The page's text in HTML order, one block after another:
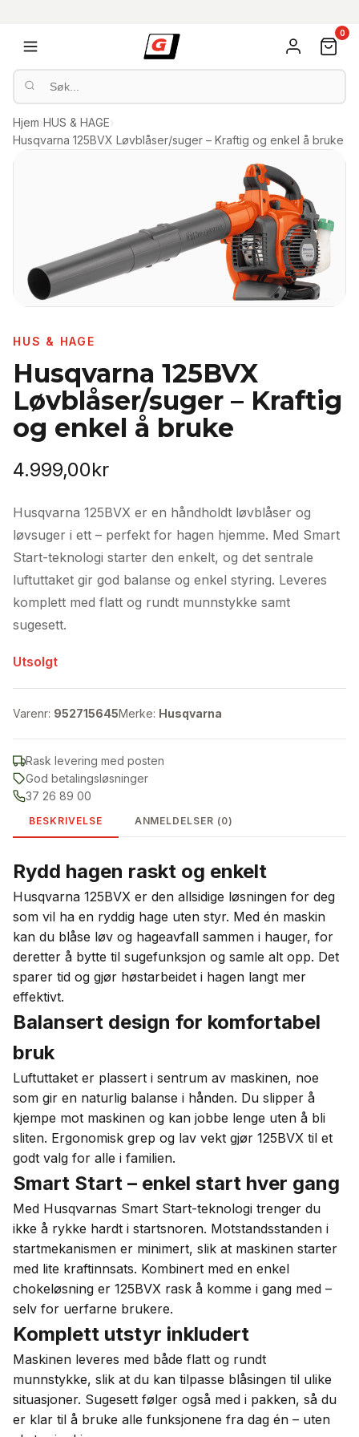
0
Hjem›HUS & HAGE›
Husqvarna 125BVX Løvblåser/suger – Kraftig og enkel å bruke
HUS & HAGE
Husqvarna 125BVX
Løvblåser/suger – Kraftig
og enkel å bruke
4.999,00kr
Husqvarna 125BVX er en håndholdt løvblåser og
løvsuger i ett – perfekt for hagen hjemme. Med Smart
Start-teknologi starter den enkelt, og det sentrale
luftuttaket gir god balanse og enkel styring. Leveres
komplett med flatt og rundt munnstykke samt
sugesett.
Utsolgt
Varenr: 952715645Merke: Husqvarna
Rask levering med posten
God betalingsløsninger
37 26 89 00
BESKRIVELSE ANMELDELSER (0)
Rydd hagen raskt og enkelt
Husqvarna 125BVX er den allsidige løsningen for deg
som vil ha en ryddig hage uten styr. Med én maskin
kan du blåse løv og hageavfall sammen i hauger, for
deretter å bytte til sugefunksjon og samle alt opp. Det
sparer tid og gjør høstarbeidet i hagen langt mer
effektivt.
Balansert design for komfortabel
bruk
Luftuttaket er plassert i sentrum av maskinen, noe
som gir en naturlig balanse i hånden. Du slipper å
kjempe mot maskinen og kan jobbe lenge uten å bli
sliten. Ergonomisk grep og lav vekt gjør 125BVX til et
godt valg for alle i familien.
Smart Start – enkel start hver gang
Med Husqvarnas Smart Start-teknologi trenger du
ikke å rykke hardt i startsnoren. Motstandsstanden i
startmekanismen er minimert, slik at maskinen starter
med lite kraftinnsats. Kombinert med en enkel
chokeløsning er 125BVX rask å komme i gang med –
selv for uerfarne brukere.
Komplett utstyr inkludert
Maskinen leveres med både flatt og rundt
munnstykke, slik at du kan tilpasse blåsingen til ulike
situasjoner. Sugesett følger også med i pakken, så du
er klar til å bruke alle funksjonene fra dag én – uten